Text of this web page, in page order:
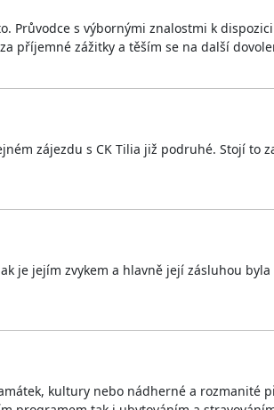
Průvodce s výbornými znalostmi k
příjemné zážitky a těším se na další
zájezdu s CK Tilia již podruhé. Stojí to
je jejím zvykem a hlavně její zásluhou
kultury nebo nádherné a rozmanité